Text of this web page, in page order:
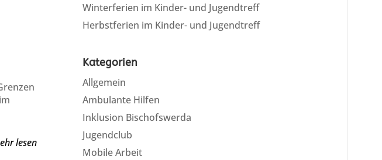
lesen
Winterferien im Kinder- und Jugendtreff
Herbstferien im Kinder- und Jugendtreff
Kategorien
Allgemein
Ambulante Hilfen
Inklusion Bischofswerda
Jugendclub
Mobile Arbeit